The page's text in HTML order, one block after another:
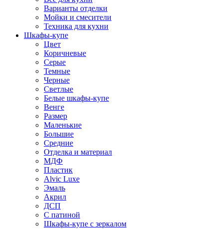
Варианты отделки
Мойки и смесители
Техника для кухни
Шкафы-купе
Цвет
Коричневые
Серые
Темные
Черные
Светлые
Белые шкафы-купе
Венге
Размер
Маленькие
Большие
Средние
Отделка и материал
МДФ
Пластик
Alvic Luxe
Эмаль
Акрил
ДСП
С патиной
Шкафы-купе с зеркалом